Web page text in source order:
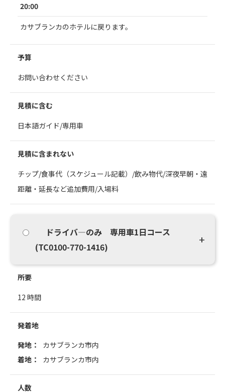
20:00
カサブランカのホテルに戻ります。
予算
お問い合わせください
見積に含む
日本語ガイド/専用車
見積に含まれない
チップ/食事代（スケジュール記載）/飲み物代/深夜早朝・遠
距離・延長など追加費用/入場料
ドライバ―のみ 専用車1日コース
(TC0100-770-1416)
所要
12 時間
発着地
発地：
カサブランカ市内
着地：
カサブランカ市内
人数